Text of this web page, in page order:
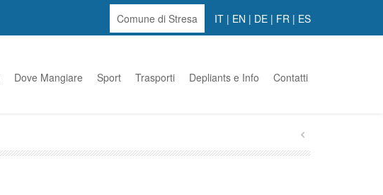
Comune di Stresa IT | EN | DE | FR | ES
Dove Mangiare Sport Trasporti Depliants e Info Contatti